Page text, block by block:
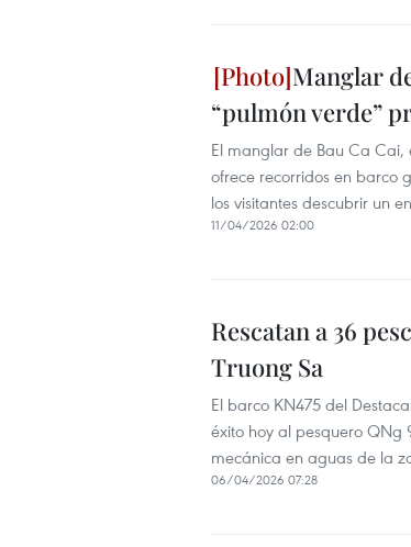
Manglar
“pulmón verde”
El manglar de Bau Ca Cai,
ofrece recorridos en barco
los visitantes descubrir un
11/04/2026 02:00
Rescatan a 36
Truong Sa
El barco KN475 del
éxito hoy al pesquero QNg
mecánica en aguas de la
06/04/2026 07:28